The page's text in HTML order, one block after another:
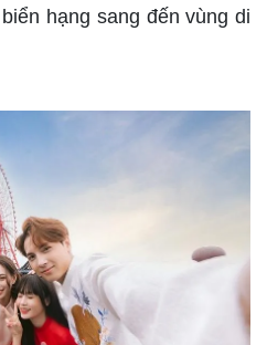
hạng sang đến vùng di